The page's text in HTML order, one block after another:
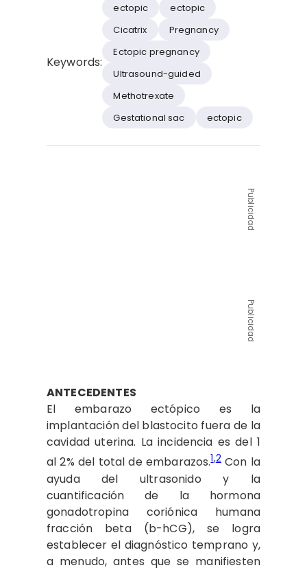
Keywords:
ectopic
ectopic
Cicatrix
Pregnancy
Ectopic pregnancy
Ultrasound-guided
Methotrexate
Gestational sac
ectopic
Publicidad
Publicidad
ANTECEDENTES
El embarazo ectópico es la
implantación del blastocito fuera de la
cavidad uterina. La incidencia es del 1
al 2% del total de embarazos.1,2Con la
ayuda del ultrasonido y la
cuantificación de la hormona
gonadotropina coriónica humana
fracción beta (b-hCG), se logra
establecer el diagnóstico temprano y,
a menudo, antes que se manifiesten